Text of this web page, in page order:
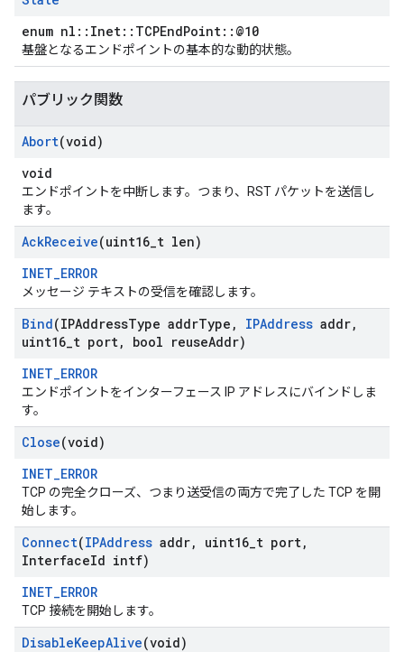
enum nl::Inet::TCPEndPoint::@10
基盤となるエンドポイントの基本的な動的状態。
パブリック関数
Abort(void)
void
エンドポイントを中断します。つまり、RST パケットを送信し
ます。
AckReceive(uint16 t len)
INET_ERROR
メッセージ テキストの受信を確認します。
Bind(IPAddressType addrType , IPAddress addr,
uint16 t port, bool reuseAddr)
INET_ERROR
エンドポイントをインターフェース IP アドレスにバインドしま
す。
Close(void)
INET_ERROR
TCP の完全クローズ、つまり送受信の両方で完了した TCP を開
始します。
Connect(IPAddress addr, uint16 t port,
InterfaceId intf)
INET_ERROR
TCP 接続を開始します。
DisableKeepAlive(void)